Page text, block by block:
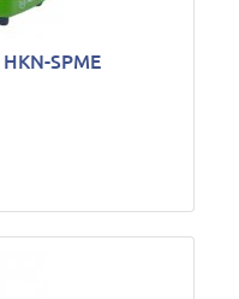
SPME